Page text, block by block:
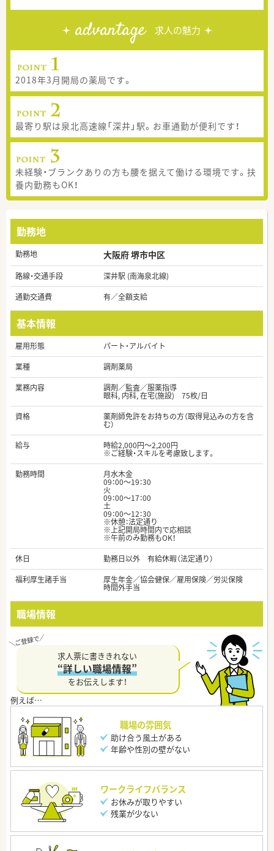
advantage 求人の魅力
2018年3月開局の薬局です。
最寄り駅は泉北高速線「深井」駅。お車通勤が便利です！
未経験・ブランクありの方も腰を据えて働ける環境です。扶
養内勤務もOK！
勤務地
勤務地 大阪府 堺市中区
路線・交通手段
深井駅 (南海泉北線)
通勤交通費
有／全額支給
基本情報
雇用形態
パート・アルバイト
業種
調剤薬局
業務内容
調剤／監査／服薬指導
眼科, 内科, 在宅(施設) 75枚/日
資格
薬剤師免許をお持ちの方（取得見込みの方を含
む）
給与
時給2,000円～2,200円
※ご経験・スキルを考慮致します。
勤務時間
月水木金
09：00～19：30
火
09：00～17：00
土
09：00～12：30
※休憩：法定通り
※上記開局時間内で応相談
※午前のみ勤務もOK！
休日
勤務日以外 有給休暇（法定通り）
福利厚生諸手当
厚生年金／協会健保／雇用保険／労災保険
時間外手当
職場情報
求人票に書ききれない
“詳しい職場情報”
をお伝えします！
職場の雰囲気
助け合う風土がある
年齢や性別の壁がない
ワークライフバランス
お休みが取りやすい
残業が少ない